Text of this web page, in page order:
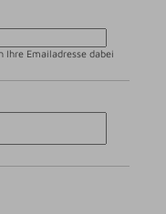
Ihre Emailadresse dabei